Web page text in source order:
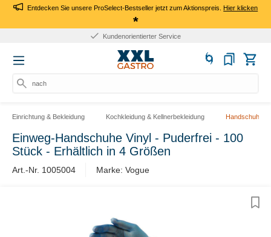
Entdecken Sie unsere ProSelect-Bestseller jetzt zum Aktionspreis.Hier klicken
*
Kundenorientierter Service
nach Pr
Einrichtung & Bekleidung Kochkleidung & Kellnerbekleidung Handschuhe
Einweg-Handschuhe Vinyl - Puderfrei - 100
Stück - Erhältlich in 4 Größen
Art.-Nr. 1005004 Marke: Vogue